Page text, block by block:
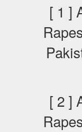
[ 1 ]
[ 2 ]